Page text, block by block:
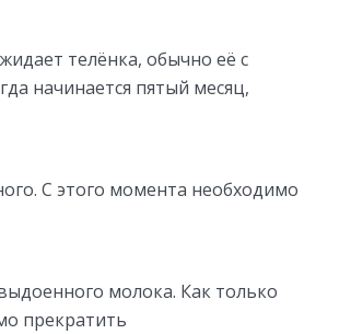
телёнка, обычно её с
начинается пятый месяц,
С этого момента необходимо
молока. Как только
прекратить